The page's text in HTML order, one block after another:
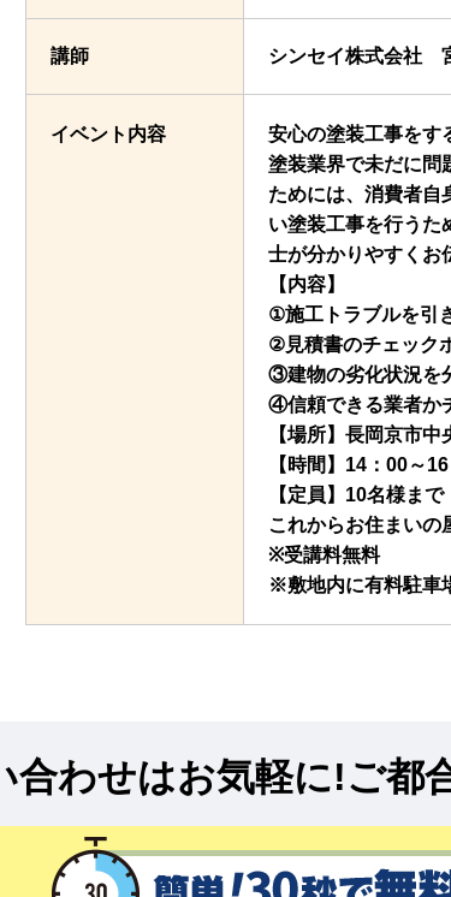
講師 シンセイ株式会社
イベント内容
安心の塗装工事をす
塗装業界で未だに問
ためには、消費者自
い塗装工事を行うた
士が分かりやすくお
【内容】
①施工トラブルを引
②見積書のチェック
③建物の劣化状況を
④信頼できる業者か
【場所】長岡京市
【時間】14：00～
【定員】10名様まで
これからお住まいの
※受講料無料
※敷地内に有料駐車
合わせはお気軽に!ご都